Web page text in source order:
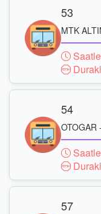
53
MTK
54
OTOGAR
57